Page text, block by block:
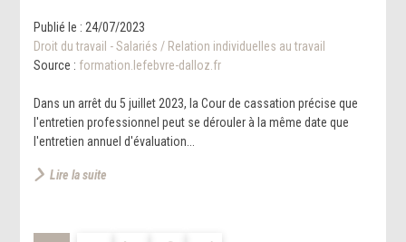
Publié le : 24/07/2023
Droit du travail - Salariés / Relation individuelles au travail
Source : formation.lefebvre-dalloz.fr
Dans un arrêt du 5 juillet 2023, la Cour de cassation précise que
l'entretien professionnel peut se dérouler à la même date que
l'entretien annuel d'évaluation...
Lire la suite